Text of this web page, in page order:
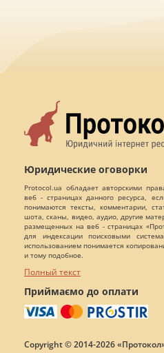
Юридические оговорки
Protocol.ua обладает авторскими
веб - страницах данного ресурса,
понимаются тексты, комментарии,
шота, сканы, видео, аудио, другие
размещенных на веб - страницах
для индексации поисковыми
использованием понимается
и тому подобное.
Полный текст
Приймаємо до оплати
Copyright © 2014-2026